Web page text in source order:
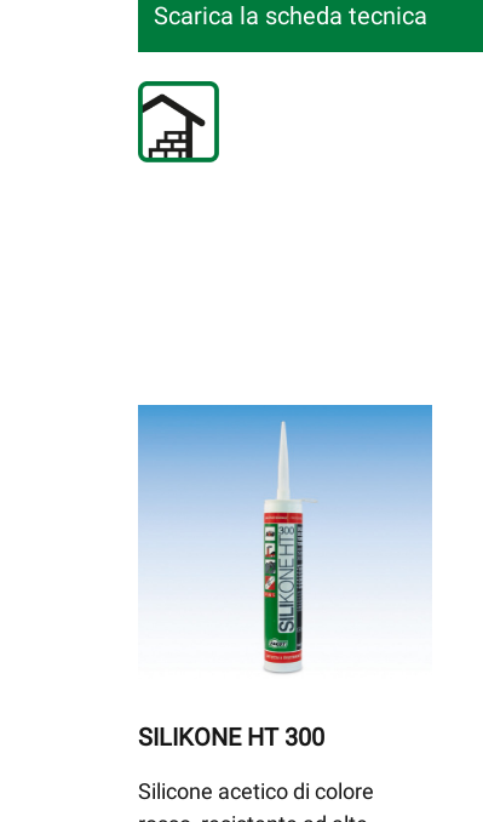
Scarica la scheda tecnica
SILIKONE HT 300
Silicone acetico di colore